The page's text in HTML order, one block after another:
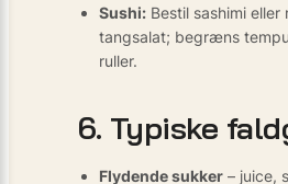
Sushi: Bestil sashimi
tangsalat; begræns
ruller.
6. Typiske
Flydende sukker – juice,